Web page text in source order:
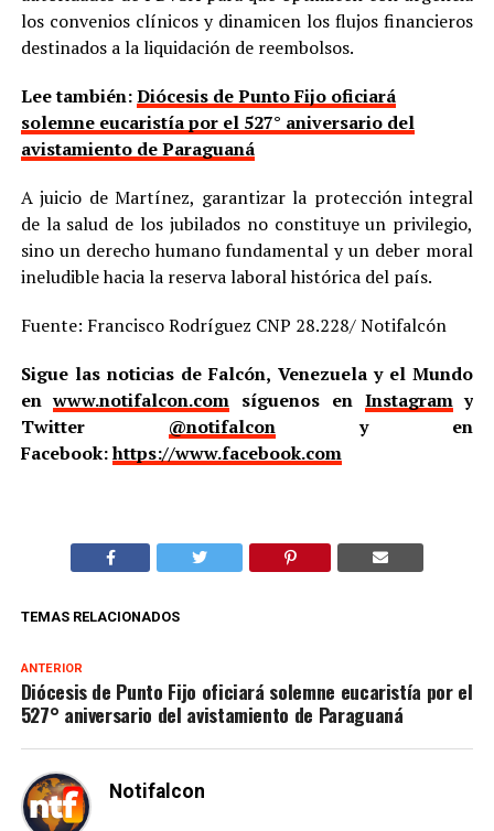
los convenios clínicos y dinamicen los flujos financieros
destinados a la liquidación de reembolsos.
Lee también:Diócesis de Punto Fijo oficiará
solemne eucaristía por el 527° aniversario del
avistamiento de Paraguaná
A juicio de Martínez, garantizar la protección integral
de la salud de los jubilados no constituye un privilegio,
sino un derecho humano fundamental y un deber moral
ineludible hacia la reserva laboral histórica del país.
Fuente: Francisco Rodríguez CNP 28.228/ Notifalcón
Sigue las noticias de Falcón, Venezuela y el Mundo
enwww.notifalcon.com síguenos en Instagramy
Twitter @notifalcony en
Facebook:https://www.facebook.com
TEMAS RELACIONADOS
ANTERIOR
Diócesis de Punto Fijo oficiará solemne eucaristía por el
527° aniversario del avistamiento de Paraguaná
Notifalcon